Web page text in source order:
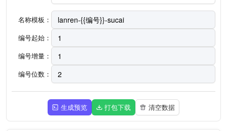
名称模板：
编号起始：
编号增量：
编号位数：
生成预览 打包下载 清空数据